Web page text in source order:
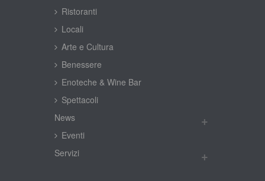
Ristoranti
Locali
Arte e Cultura
Benessere
Enoteche & Wine Bar
Spettacoli
New
Eventi
Servizi